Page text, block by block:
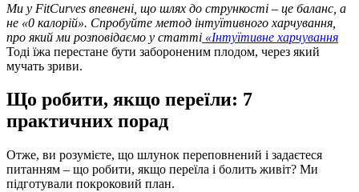
Ми у FitCurves впевнені, що шлях до стрункості – це баланс, а
не «0 калорій». Спробуйте метод інтуїтивного харчування,
про який ми розповідаємо у статті «Інтуїтивне харчування
Тоді їжа перестане бути забороненим плодом, через який
мучать зриви.
Що робити, якщо переїли: 7
практичних порад
Отже, ви розумієте, що шлунок переповнений і задаєтеся
питанням – що робити, якщо переїла і болить живіт? Ми
підготували покроковий план.